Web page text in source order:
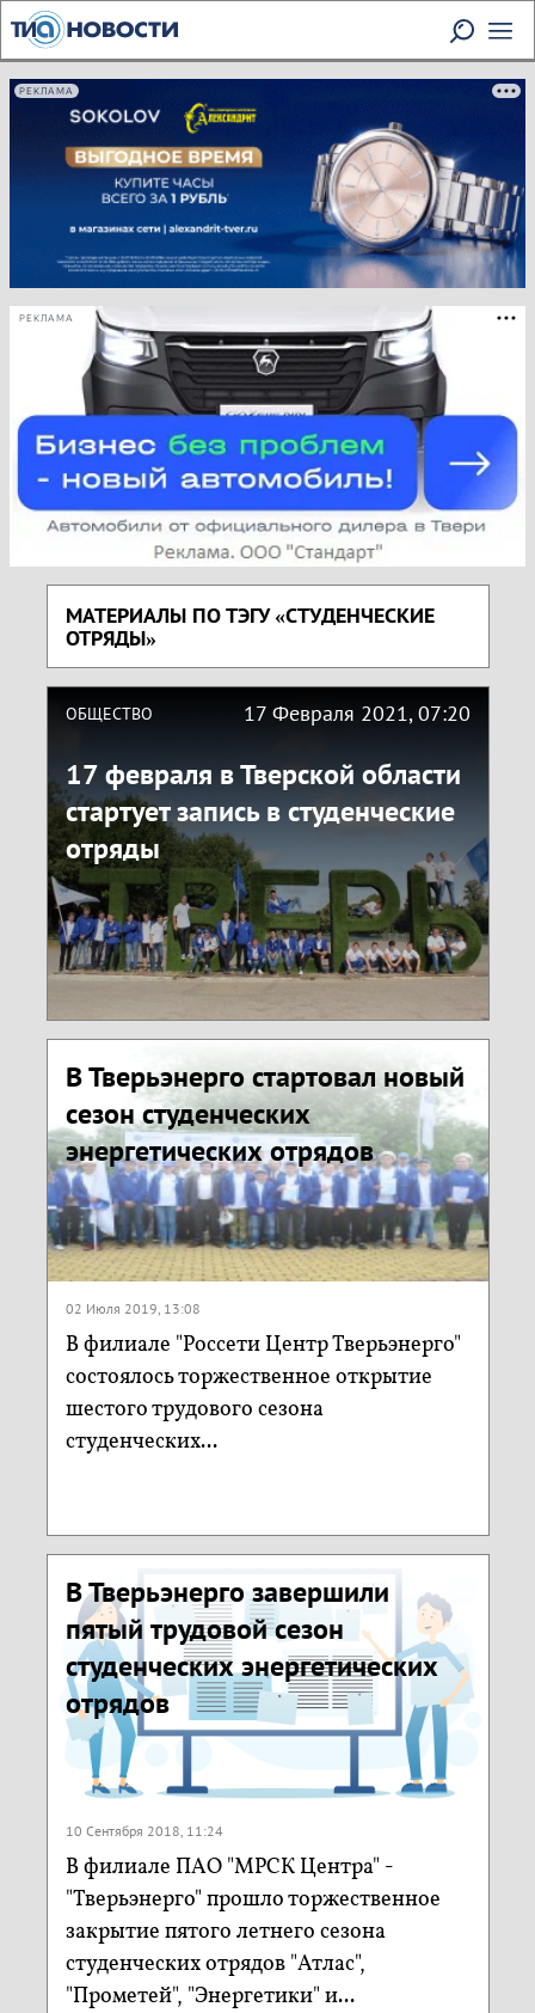
РЕКЛАМА
РЕКЛАМА
МАТЕРИАЛЫ ПО ТЭГУ «СТУДЕНЧЕСКИЕ
ОТРЯДЫ»
ОБЩЕСТВО 17 Февраля 2021, 07:20
17 февраля в Тверской области
стартует запись в студенческие
отряды
В Тверьэнерго стартовал новый
сезон студенческих
энергетических отрядов
02 Июля 2019, 13:08
В филиале "Россети Центр Тверьэнерго"
состоялось торжественное открытие
шестого трудового сезона
студенческих...
В Тверьэнерго завершили
пятый трудовой сезон
студенческих энергетических
отрядов
10 Сентября 2018, 11:24
В филиале ПАО "МРСК Центра" -
"Тверьэнерго" прошло торжественное
закрытие пятого летнего сезона
студенческих отрядов "Атлас",
"Прометей", "Энергетики" и...